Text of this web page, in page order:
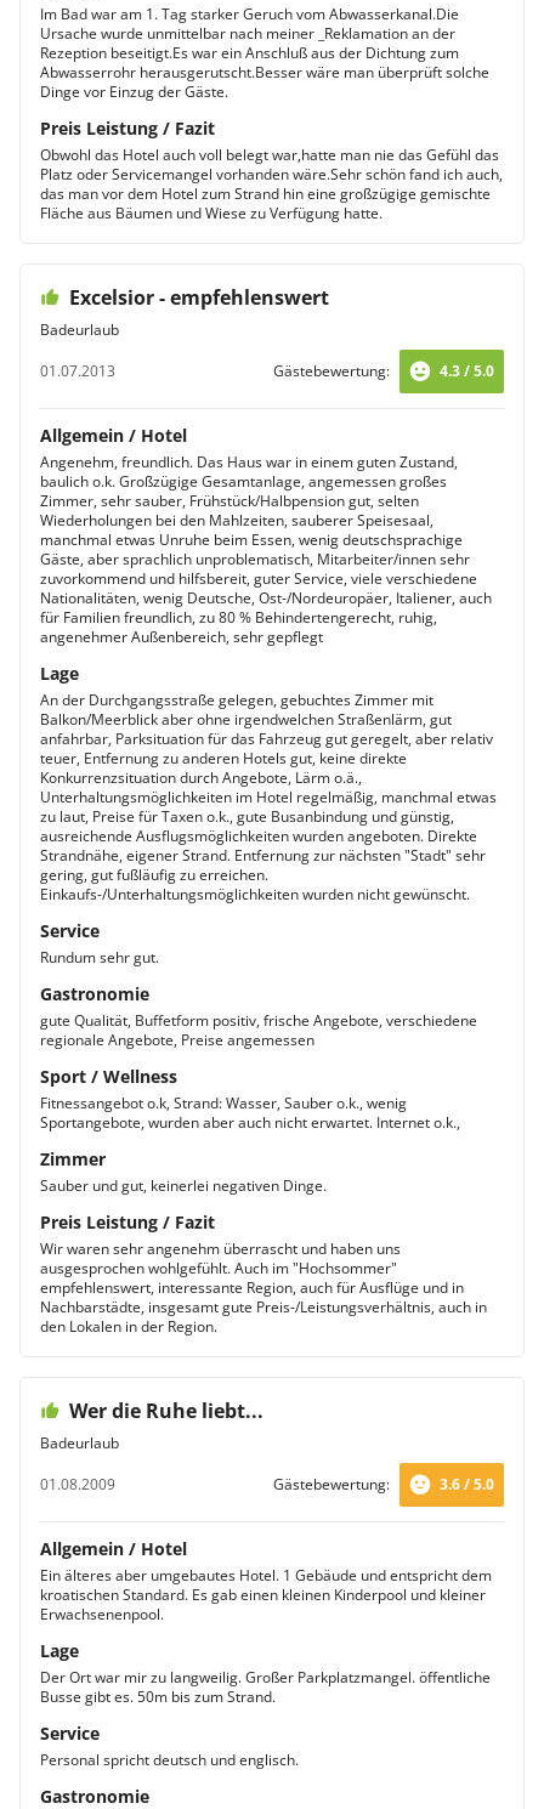
Im Bad war am 1. Tag starker Geruch vom Abwasserkanal.Die
Ursache wurde unmittelbar nach meiner _Reklamation an der
Rezeption beseitigt.Es war ein Anschluß aus der Dichtung zum
Abwasserrohr herausgerutscht.Besser wäre man überprüft solche
Dinge vor Einzug der Gäste.
Preis Leistung / Fazit
Obwohl das Hotel auch voll belegt war,hatte man nie das Gefühl das
Platz oder Servicemangel vorhanden wäre.Sehr schön fand ich auch,
das man vor dem Hotel zum Strand hin eine großzügige gemischte
Fläche aus Bäumen und Wiese zu Verfügung hatte.
Excelsior - empfehlenswert
Badeurlaub
01.07.2013
Gästebewertung: 4.3 / 5.0
Allgemein / Hotel
Angenehm, freundlich. Das Haus war in einem guten Zustand,
baulich o.k. Großzügige Gesamtanlage, angemessen großes
Zimmer, sehr sauber, Frühstück/Halbpension gut, selten
Wiederholungen bei den Mahlzeiten, sauberer Speisesaal,
manchmal etwas Unruhe beim Essen, wenig deutschsprachige
Gäste, aber sprachlich unproblematisch, Mitarbeiter/innen sehr
zuvorkommend und hilfsbereit, guter Service, viele verschiedene
Nationalitäten, wenig Deutsche, Ost-/Nordeuropäer, Italiener, auch
für Familien freundlich, zu 80 % Behindertengerecht, ruhig,
angenehmer Außenbereich, sehr gepflegt
Lage
An der Durchgangsstraße gelegen, gebuchtes Zimmer mit
Balkon/Meerblick aber ohne irgendwelchen Straßenlärm, gut
anfahrbar, Parksituation für das Fahrzeug gut geregelt, aber relativ
teuer, Entfernung zu anderen Hotels gut, keine direkte
Konkurrenzsituation durch Angebote, Lärm o.ä.,
Unterhaltungsmöglichkeiten im Hotel regelmäßig, manchmal etwas
zu laut, Preise für Taxen o.k., gute Busanbindung und günstig,
ausreichende Ausflugsmöglichkeiten wurden angeboten. Direkte
Strandnähe, eigener Strand. Entfernung zur nächsten "Stadt" sehr
gering, gut fußläufig zu erreichen.
Einkaufs-/Unterhaltungsmöglichkeiten wurden nicht gewünscht.
Service
Rundum sehr gut.
Gastronomie
gute Qualität, Buffetform positiv, frische Angebote, verschiedene
regionale Angebote, Preise angemessen
Sport / Wellness
Fitnessangebot o.k, Strand: Wasser, Sauber o.k., wenig
Sportangebote, wurden aber auch nicht erwartet. Internet o.k.,
Zimmer
Sauber und gut, keinerlei negativen Dinge.
Preis Leistung / Fazit
Wir waren sehr angenehm überrascht und haben uns
ausgesprochen wohlgefühlt. Auch im "Hochsommer"
empfehlenswert, interessante Region, auch für Ausflüge und in
Nachbarstädte, insgesamt gute Preis-/Leistungsverhältnis, auch in
den Lokalen in der Region.
Wer die Ruhe liebt...
Badeurlaub
01.08.2009
Gästebewertung: 3.6 / 5.0
Allgemein / Hotel
Ein älteres aber umgebautes Hotel. 1 Gebäude und entspricht dem
kroatischen Standard. Es gab einen kleinen Kinderpool und kleiner
Erwachsenenpool.
Lage
Der Ort war mir zu langweilig. Großer Parkplatzmangel. öffentliche
Busse gibt es. 50m bis zum Strand.
Service
Personal spricht deutsch und englisch.
Gastronomie